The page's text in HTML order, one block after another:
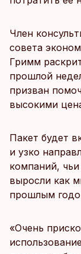
Член
совета
Гримм
прошлой
призван
высокими
Пакет будет
и узко
компаний,
выросли как
прошлым
«Очень